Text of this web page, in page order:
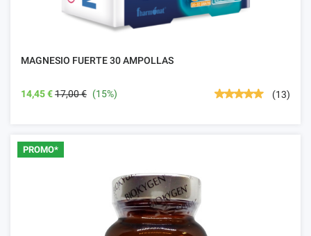
MAGNESIO FUERTE 30 AMPOLLAS
14,45 €17,00 € (15%) (13)
PROMO*